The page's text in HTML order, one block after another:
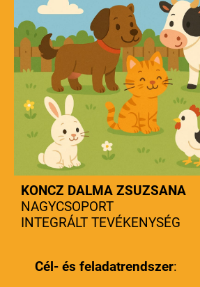
KONCZ DALMA ZSUZSANA
NAGYCSOPORT
INTEGRÁLT TEVÉKENYSÉG
Cél- és feladatrendszer: